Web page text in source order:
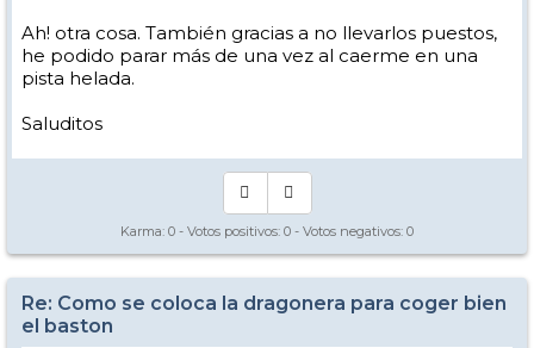
Ah! otra cosa. También gracias a no llevarlos puestos,
he podido parar más de una vez al caerme en una
pista helada.
Saluditos
Karma: 0 - Votos positivos: 0 - Votos negativos: 0
Re: Como se coloca la dragonera para coger bien
el baston